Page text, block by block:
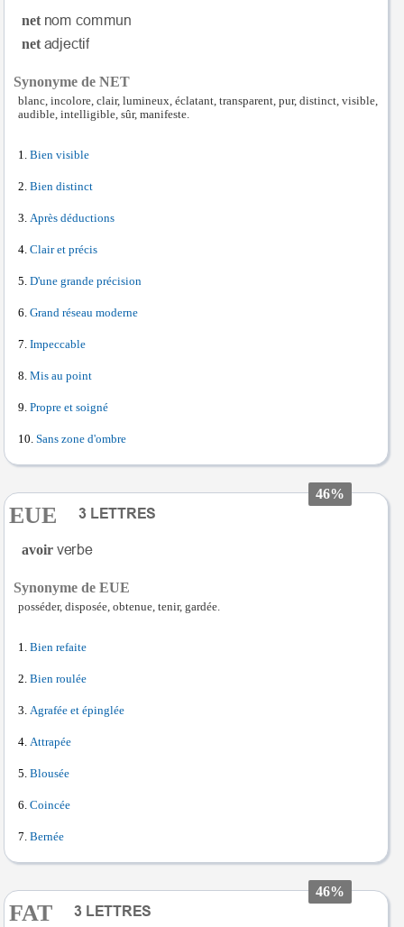
net
net
Synonyme de NET
blanc, incolore, clair, lumineux, éclatant, transparent, pur, distinct, visible,
audible, intelligible, sûr, manifeste.
Bien visible
Bien distinct
Après déductions
Clair et précis
D'une grande précision
Grand réseau moderne
Impeccable
Mis au point
Propre et soigné
Sans zone d'ombre
46%
EUE
avoir
Synonyme de EUE
posséder, disposée, obtenue, tenir, gardée.
Bien refaite
Bien roulée
Agrafée et épinglée
Attrapée
Blousée
Coincée
Bernée
46%
FAT